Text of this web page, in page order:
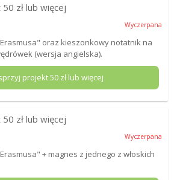
50 zł lub więcej
Wyczerpana
oraz kieszonkowy notatnik na
(wersja angielska).
projekt50 zł lub więcej
50 zł lub więcej
Wyczerpana
+ magnes z jednego z włoskich